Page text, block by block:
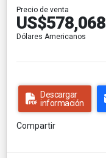
Precio de venta
US$578,068
Dólares Americanos
Descargar
información
Compartir